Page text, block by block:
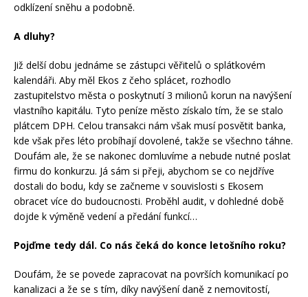
odklízení sněhu a podobně.
A dluhy?
Již delší dobu jednáme se zástupci věřitelů o splátkovém
kalendáři. Aby měl Ekos z čeho splácet, rozhodlo
zastupitelstvo města o poskytnutí 3 milionů korun na navýšení
vlastního kapitálu. Tyto peníze město získalo tím, že se stalo
plátcem DPH. Celou transakci nám však musí posvětit banka,
kde však přes léto probíhají dovolené, takže se všechno táhne.
Doufám ale, že se nakonec domluvíme a nebude nutné poslat
firmu do konkurzu. Já sám si přeji, abychom se co nejdříve
dostali do bodu, kdy se začneme v souvislosti s Ekosem
obracet více do budoucnosti. Proběhl audit, v dohledné době
dojde k výměně vedení a předání funkcí…
Pojďme tedy dál. Co nás čeká do konce letošního roku?
Doufám, že se povede zapracovat na površích komunikací po
kanalizaci a že se s tím, díky navýšení daně z nemovitostí,